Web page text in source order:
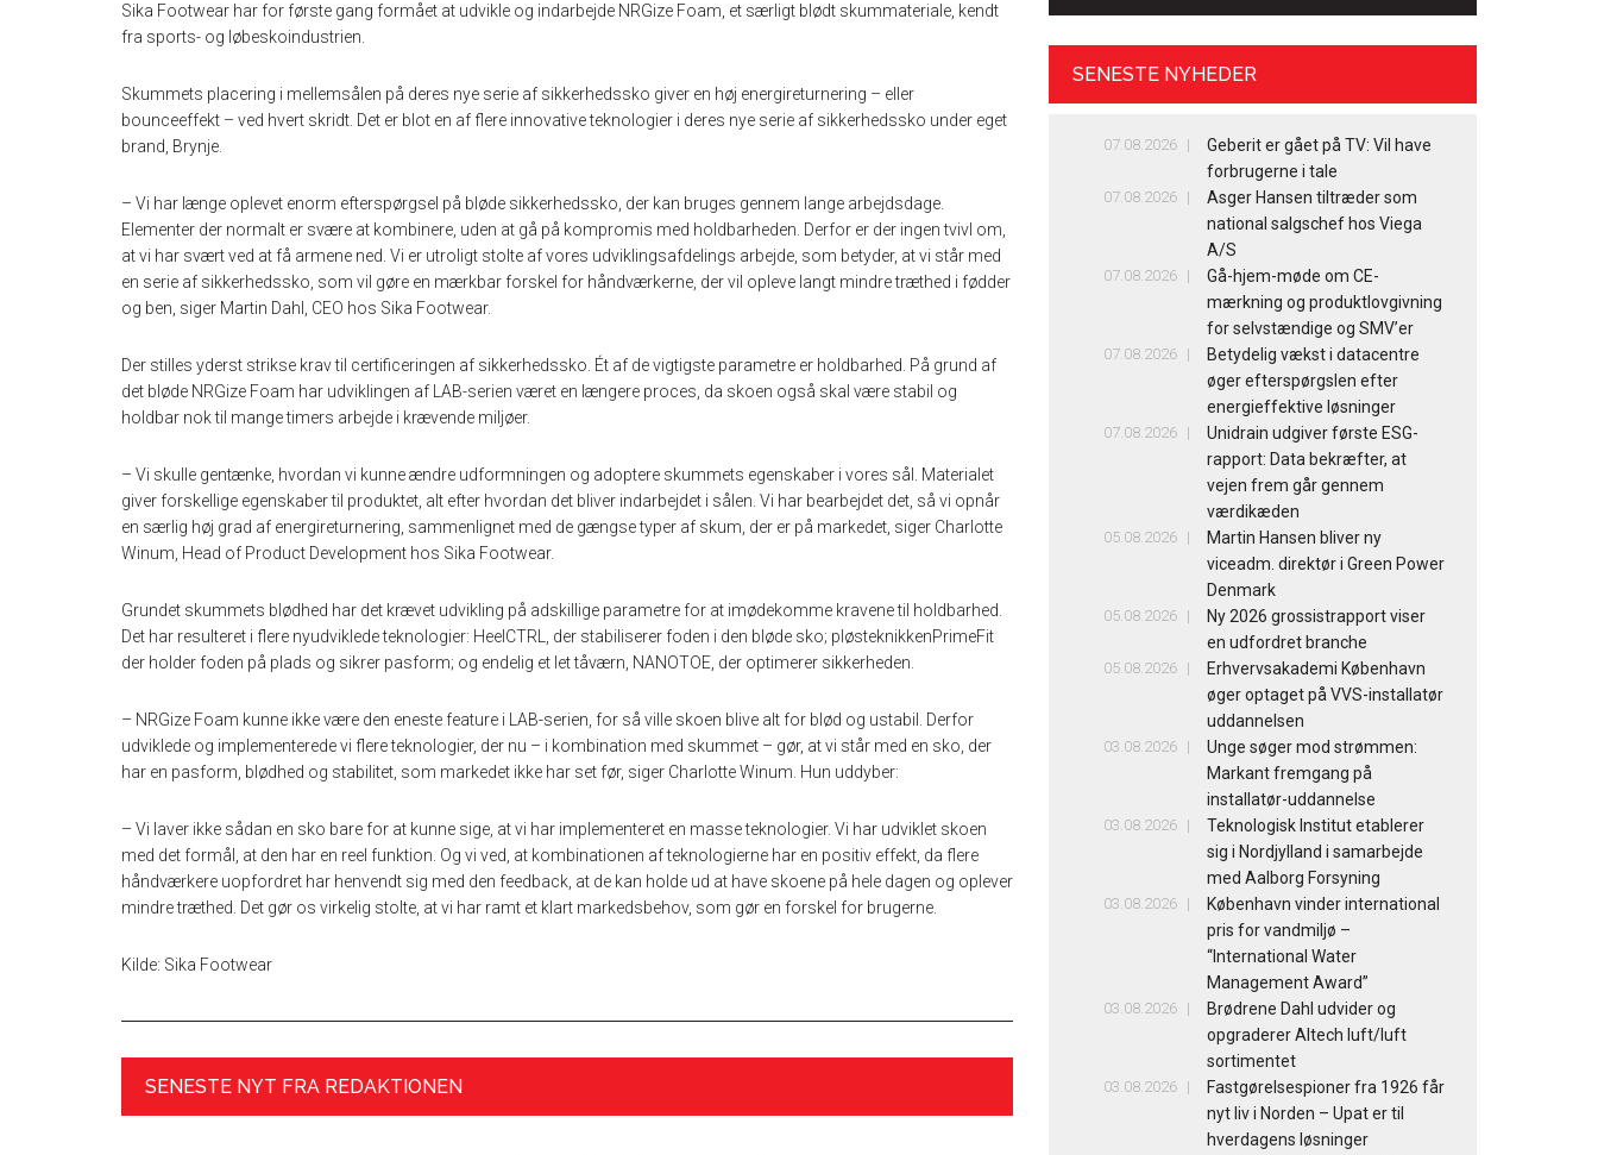
Sika Footwear har for første gang formået at udvikle og indarbejde NRGize Foam, et særligt blødt skummateriale, kendt
fra sports- og løbeskoindustrien.
Skummets placering i mellemsålen på deres nye serie af sikkerhedssko giver en høj energireturnering – eller
bounceeffekt – ved hvert skridt. Det er blot en af flere innovative teknologier i deres nye serie af sikkerhedssko under eget
brand, Brynje.
– Vi har længe oplevet enorm efterspørgsel på bløde sikkerhedssko, der kan bruges gennem lange arbejdsdage.
Elementer der normalt er svære at kombinere, uden at gå på kompromis med holdbarheden. Derfor er der ingen tvivl om,
at vi har svært ved at få armene ned. Vi er utroligt stolte af vores udviklingsafdelings arbejde, som betyder, at vi står med
en serie af sikkerhedssko, som vil gøre en mærkbar forskel for håndværkerne, der vil opleve langt mindre træthed i fødder
og ben, siger Martin Dahl, CEO hos Sika Footwear.
Der stilles yderst strikse krav til certificeringen af sikkerhedssko. Ét af de vigtigste parametre er holdbarhed. På grund af
det bløde NRGize Foam har udviklingen af LAB-serien været en længere proces, da skoen også skal være stabil og
holdbar nok til mange timers arbejde i krævende miljøer.
– Vi skulle gentænke, hvordan vi kunne ændre udformningen og adoptere skummets egenskaber i vores sål. Materialet
giver forskellige egenskaber til produktet, alt efter hvordan det bliver indarbejdet i sålen. Vi har bearbejdet det, så vi opnår
en særlig høj grad af energireturnering, sammenlignet med de gængse typer af skum, der er på markedet, siger Charlotte
Winum, Head of Product Development hos Sika Footwear.
Grundet skummets blødhed har det krævet udvikling på adskillige parametre for at imødekomme kravene til holdbarhed.
Det har resulteret i flere nyudviklede teknologier: HeelCTRL, der stabiliserer foden i den bløde sko; pløsteknikkenPrimeFit
der holder foden på plads og sikrer pasform; og endelig et let tåværn, NANOTOE, der optimerer sikkerheden.
– NRGize Foam kunne ikke være den eneste feature i LAB-serien, for så ville skoen blive alt for blød og ustabil. Derfor
udviklede og implementerede vi flere teknologier, der nu – i kombination med skummet – gør, at vi står med en sko, der
har en pasform, blødhed og stabilitet, som markedet ikke har set før, siger Charlotte Winum. Hun uddyber:
– Vi laver ikke sådan en sko bare for at kunne sige, at vi har implementeret en masse teknologier. Vi har udviklet skoen
med det formål, at den har en reel funktion. Og vi ved, at kombinationen af teknologierne har en positiv effekt, da flere
håndværkere uopfordret har henvendt sig med den feedback, at de kan holde ud at have skoene på hele dagen og oplever
mindre træthed. Det gør os virkelig stolte, at vi har ramt et klart markedsbehov, som gør en forskel for brugerne.
Kilde: Sika Footwear
SENESTE NYT FRA REDAKTIONEN
SENESTE NYHEDER
07.08.2026
Geberit er gået på TV: Vil have
forbrugerne i tale
07.08.2026
Asger Hansen tiltræder som
national salgschef hos Viega
A/S
07.08.2026
Gå-hjem-møde om CE-
mærkning og produktlovgivning
for selvstændige og SMV’er
07.08.2026
Betydelig vækst i datacentre
øger efterspørgslen efter
energieffektive løsninger
07.08.2026
Unidrain udgiver første ESG-
rapport: Data bekræfter, at
vejen frem går gennem
værdikæden
05.08.2026
Martin Hansen bliver ny
viceadm. direktør i Green Power
Denmark
05.08.2026
Ny 2026 grossistrapport viser
en udfordret branche
05.08.2026
Erhvervsakademi København
øger optaget på VVS-installatør
uddannelsen
03.08.2026
Unge søger mod strømmen:
Markant fremgang på
installatør-uddannelse
03.08.2026
Teknologisk Institut etablerer
sig i Nordjylland i samarbejde
med Aalborg Forsyning
03.08.2026
København vinder international
pris for vandmiljø –
“International Water
Management Award”
03.08.2026
Brødrene Dahl udvider og
opgraderer Altech luft/luft
sortimentet
03.08.2026
Fastgørelsespioner fra 1926 får
nyt liv i Norden – Upat er til
hverdagens løsninger